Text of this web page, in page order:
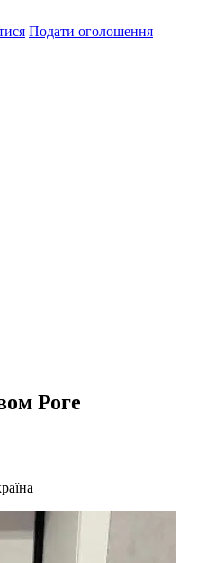
Подати оголошення
Роге